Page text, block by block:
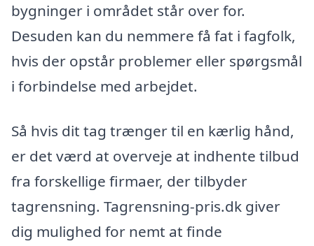
bygninger i området står over for.
Desuden kan du nemmere få fat i fagfolk,
hvis der opstår problemer eller spørgsmål
i forbindelse med arbejdet.
Så hvis dit tag trænger til en kærlig hånd,
er det værd at overveje at indhente tilbud
fra forskellige firmaer, der tilbyder
tagrensning. Tagrensning-pris.dk giver
dig mulighed for nemt at finde